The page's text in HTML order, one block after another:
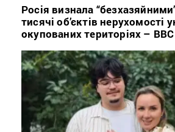
Росія визнала
тисячі об’єктів нерухомості
окупованих територіях – BBC